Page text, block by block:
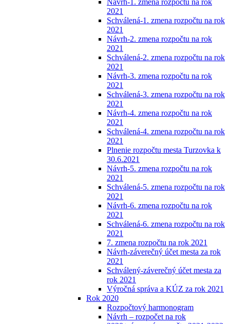
Návrh-1. zmena rozpočtu na rok
2021
Schválená-1. zmena rozpočtu na rok
2021
Návrh-2. zmena rozpočtu na rok
2021
Schválená-2. zmena rozpočtu na rok
2021
Návrh-3. zmena rozpočtu na rok
2021
Schválená-3. zmena rozpočtu na rok
2021
Návrh-4. zmena rozpočtu na rok
2021
Schválená-4. zmena rozpočtu na rok
2021
Plnenie rozpočtu mesta Turzovka k
30.6.2021
Návrh-5. zmena rozpočtu na rok
2021
Schválená-5. zmena rozpočtu na rok
2021
Návrh-6. zmena rozpočtu na rok
2021
Schválená-6. zmena rozpočtu na rok
2021
7. zmena rozpočtu na rok 2021
Návrh-záverečný účet mesta za rok
2021
Schválený-záverečný účet mesta za
rok 2021
Výročná správa a KÚZ za rok 2021
Rok 2020
Rozpočtový harmonogram
Návrh – rozpočet na rok